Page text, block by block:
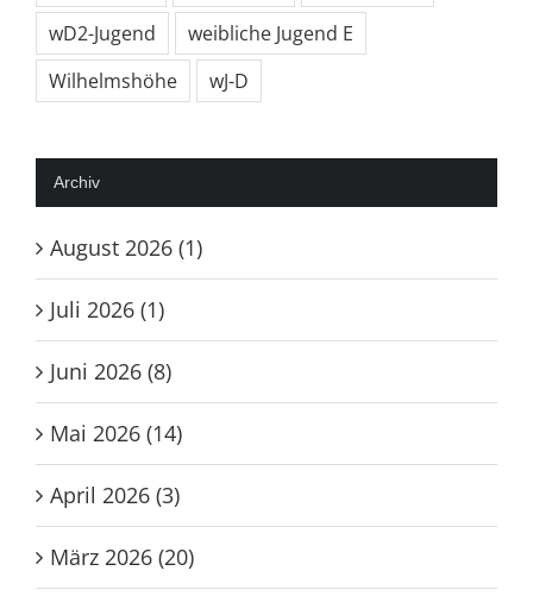
wD2-Jugend
weibliche Jugend E
Wilhelmshöhe
wJ-D
Archiv
August 2026 (1)
Juli 2026 (1)
Juni 2026 (8)
Mai 2026 (14)
April 2026 (3)
März 2026 (20)